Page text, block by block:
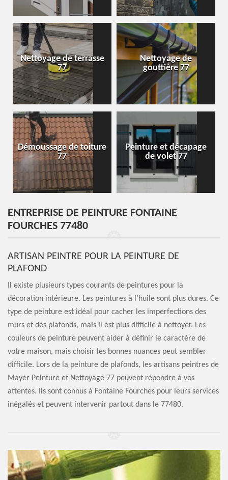
Nettoyage de terrasse
77
Nettoyage de
gouttière 77
Démoussage de toiture
77
Peinture et décapage
de volet 77
ENTREPRISE DE PEINTURE FONTAINE
FOURCHES 77480
ARTISAN PEINTRE POUR LA PEINTURE DE
PLAFOND
Il existe plusieurs types courants de peintures pour la
décoration intérieure. Les peintures à l'huile sont plus dures. Ce
type de peinture est idéal pour cacher les imperfections des
murs et des plafonds, mais il est plus difficile à nettoyer. Les
couleurs de peinture peuvent aider à définir le caractère de
votre maison, mais choisir les bonnes nuances peut sembler
difficile. Lors de la peinture de plafonds, les artisans peintres de
Mayer Peinture et Nettoyage 77 peuvent répondre à vos
attentes. Ils sont connus à Fontaine Fourches pour leurs services
inégalés et peuvent intervenir partout dans le 77480.